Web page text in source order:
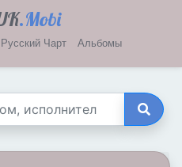
.Mobi
Русский Чарт Альбомы